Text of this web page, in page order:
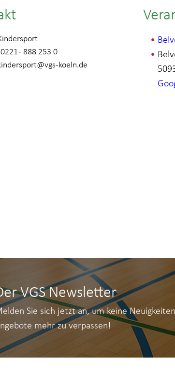
0221 - 888 253 0
@vgs-koeln.de
VGS Newsletter
Sie sich jetzt an, um keine
mehr zu verpassen!